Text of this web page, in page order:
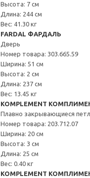
Высота: 7 см
Длина: 244 см
Вес: 41.30 кг
FARDAL ФАРДАЛЬ
Дверь
Номер товара: 303.665.59
Ширина: 51 см
Высота: 2 см
Длина: 237 см
Вес: 13.45 кг
KOMPLEMENT
Плавно закрывающиеся
Номер товара: 203.712.07
Ширина: 20 см
Высота: 3 см
Длина: 25 см
Вес: 0.40 кг
KOMPLEMENT